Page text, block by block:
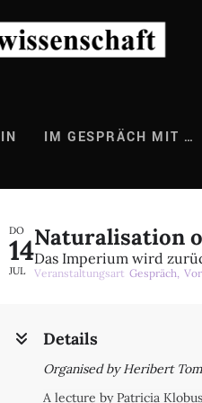
IM GESPRÄCH MIT …
DO
14
JUL
Naturalisation
Das Imperium wird
Veranstaltungsart Gespräch,
Details
Organised by Heribert
A lecture by Patricia